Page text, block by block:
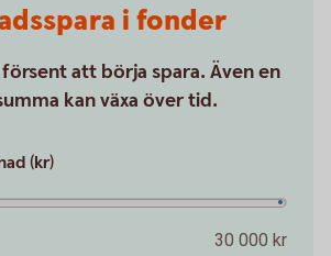
i fonder
att börja spara. Även en
kan växa över tid.
(kr)
30 000 kr